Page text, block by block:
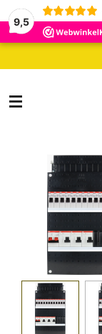
9,5